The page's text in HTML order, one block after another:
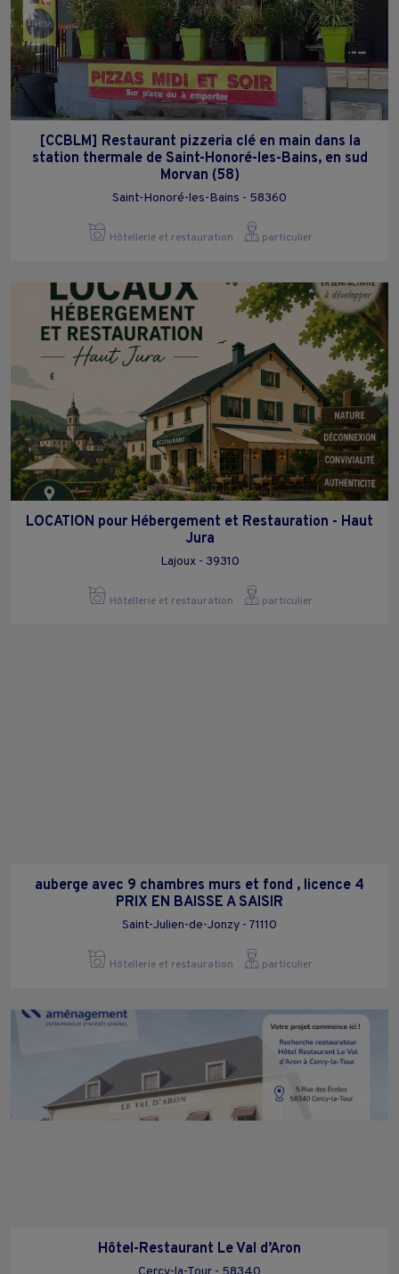
[CCBLM] Restaurant pizzeria clé en main dans la
station thermale de Saint-Honoré-les-Bains, en sud
Morvan (58)
Saint-Honoré-les-Bains - 58360
Hôtellerie et restauration particulier
LOCATION pour Hébergement et Restauration - Haut
Jura
Lajoux - 39310
Hôtellerie et restauration particulier
auberge avec 9 chambres murs et fond , licence 4
PRIX EN BAISSE A SAISIR
Saint-Julien-de-Jonzy - 71110
Hôtellerie et restauration particulier
Hôtel-Restaurant Le Val d’Aron